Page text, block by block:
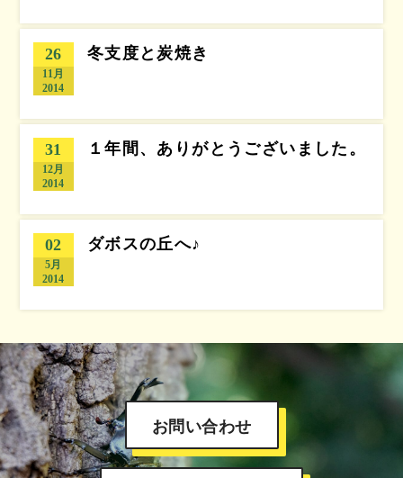
26
11月
2014
冬支度と炭焼き
31
12月
2014
１年間、ありがとうございました。
02
5月
2014
ダボスの丘へ♪
お問い合わせ